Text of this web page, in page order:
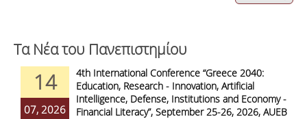
Τα Νέα του Πανεπιστημίου
14
07, 2026
4th International Conference “Greece 2040:
Education, Research - Innovation, Artificial
Intelligence, Defense, Institutions and Economy -
Financial Literacy”, September 25-26, 2026, AUEB